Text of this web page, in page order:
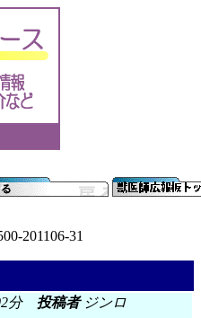
201106-31
分 投稿者ジンロ